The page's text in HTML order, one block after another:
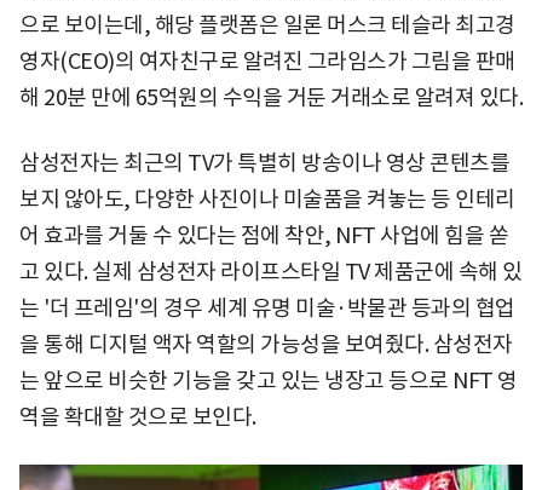
으로 보이는데, 해당 플랫폼은 일론 머스크 테슬라 최고경
영자(CEO)의 여자친구로 알려진 그라임스가 그림을 판매
해 20분 만에 65억원의 수익을 거둔 거래소로 알려져 있다.
삼성전자는 최근의 TV가 특별히 방송이나 영상 콘텐츠를
보지 않아도, 다양한 사진이나 미술품을 켜놓는 등 인테리
어 효과를 거둘 수 있다는 점에 착안, NFT 사업에 힘을 쏟
고 있다. 실제 삼성전자 라이프스타일 TV 제품군에 속해 있
는 '더 프레임'의 경우 세계 유명 미술·박물관 등과의 협업
을 통해 디지털 액자 역할의 가능성을 보여줬다. 삼성전자
는 앞으로 비슷한 기능을 갖고 있는 냉장고 등으로 NFT 영
역을 확대할 것으로 보인다.